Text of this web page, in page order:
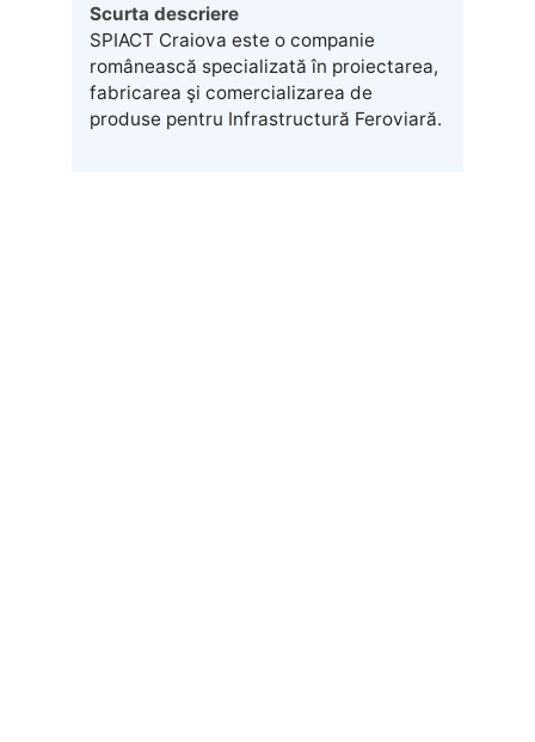
Scurta descriere
SPIACT Craiova este o companie
românească specializată în proiectarea,
fabricarea şi comercializarea de
produse pentru Infrastructură Feroviară.